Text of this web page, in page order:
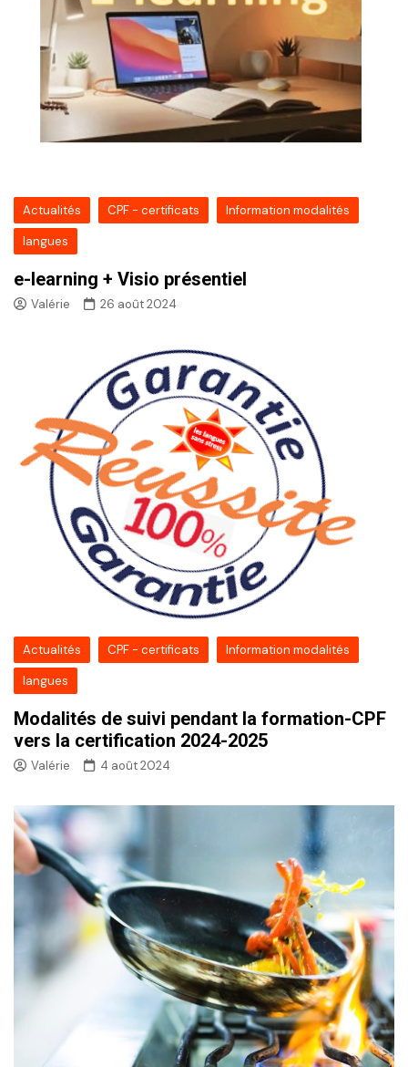
Actualités CPF - certificats
Information modalités
langues
e-learning + Visio présentiel
Valérie 26 août 2024
Actualités CPF - certificats
Information modalités
langues
Modalités de suivi pendant la formation-CPF
vers la certification 2024-2025
Valérie 4 août 2024